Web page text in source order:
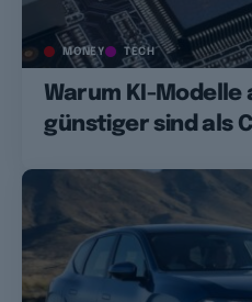
MONEY TECH
Warum KI-Modelle
günstiger sind als